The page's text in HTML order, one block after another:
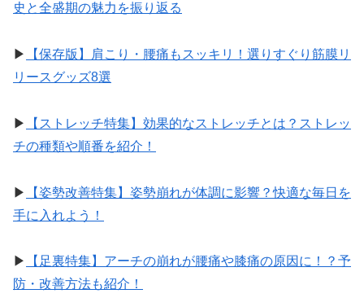
史と全盛期の魅力を振り返る
▶︎
【保存版】肩こり・腰痛もスッキリ！選りすぐり筋膜リ
リースグッズ8選
▶︎
【ストレッチ特集】効果的なストレッチとは？ストレッ
チの種類や順番を紹介！
▶︎
【姿勢改善特集】姿勢崩れが体調に影響？快適な毎日を
手に入れよう！
▶︎
【足裏特集】アーチの崩れが腰痛や膝痛の原因に！？予
防・改善方法も紹介！